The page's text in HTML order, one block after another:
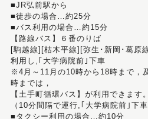
■JR弘前駅から
■徒歩の場合…約25分
■バス利用の場合…約15分
【路線バス】６番のりば
[駒越線][枯木平線][弥生･新岡･葛原
利用し,｢大学病院前｣下車
※4月～11月の10時から18時まで，
時までは，
【土手町循環バス】が利用できます。
（10分間隔で運行,｢大学病院前｣下車
■タクシー利用の場合…約10分